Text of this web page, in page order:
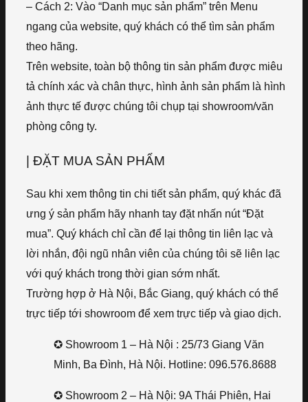
– Cách 2: Vào “Danh mục sản phẩm” trên Menu
ngang của website, quý khách có thể tìm sản phẩm
theo hãng.
Trên website, toàn bộ thông tin sản phẩm được miêu
tả chính xác và chân thực, hình ảnh sản phẩm là hình
ảnh thực tế được chúng tôi chụp tại showroom/văn
phòng công ty.
| ĐẶT MUA SẢN PHẨM
Sau khi xem thông tin chi tiết sản phẩm, quý khác đã
ưng ý sản phẩm hãy nhanh tay đặt nhấn nút “Đặt
mua”. Quý khách chỉ cần để lại thông tin liên lạc và
lời nhắn, đội ngũ nhân viên của chúng tôi sẽ liên lạc
với quý khách trong thời gian sớm nhất.
Trường hợp ở Hà Nội, Bắc Giang, quý khách có thể
trực tiếp tới showroom để xem trực tiếp và giao dịch.
✪ Showroom 1 – Hà Nội : 25/73 Giang Văn
Minh, Ba Đình, Hà Nội. Hotline: 096.576.8688
✪ Showroom 2 – Hà Nội: 9A Thái Phiên, Hai